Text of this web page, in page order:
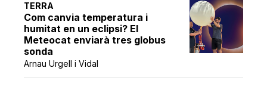
TERRA
Com canvia temperatura i
humitat en un eclipsi? El
Meteocat enviarà tres globus
sonda
Arnau Urgell i Vidal